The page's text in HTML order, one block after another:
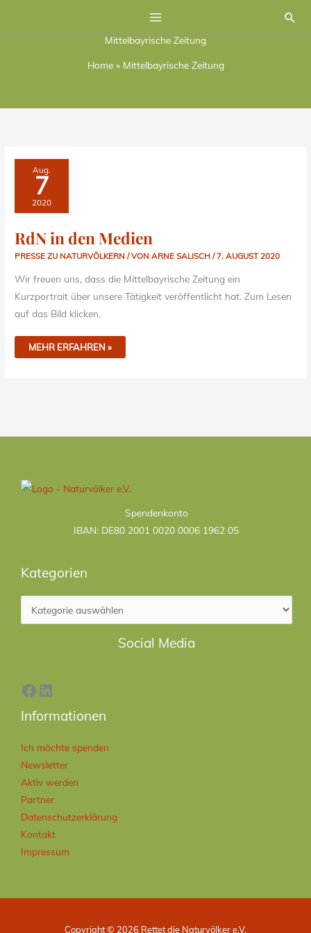
Mittelbayrische Zeitung
Home » Mittelbayrische Zeitung
Aug.
7
2020
RdN in den Medien
PRESSE ZU NATURVÖLKERN / VONARNE SALISCH/7. AUGUST 2020
Wir freuen uns, dass die Mittelbayrische Zeitung ein
Kurzportrait über unsere Tätigkeit veröffentlicht hat. Zum Lesen
auf das Bild klicken.
RDN
IN
DEN
MEDIEN
MEHR ERFAHREN »
Spendenkonto
IBAN: DE80 2001 0020 0006 1962 05
Kategorien
Social Media
Facebook
LinkedIn
Informationen
Ich möchte spenden
Newsletter
Aktiv werden
Partner
Datenschutzerklärung
Kontakt
Impressum
Copyright © 2026 Rettet die Naturvölker e.V.